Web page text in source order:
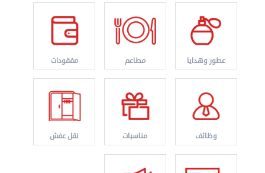
نقل عفش الكويت 50767633 هاف لوري نقل أغراض ...
عطور وهدايا مطاعم مفقودات
وظائف مناسبات نقل عفش